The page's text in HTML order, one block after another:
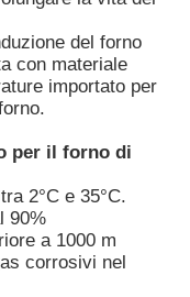
del forno
con materiale
importato per
per il forno di
2°C e 35°C.
90%
a 1000 m
corrosivi nel